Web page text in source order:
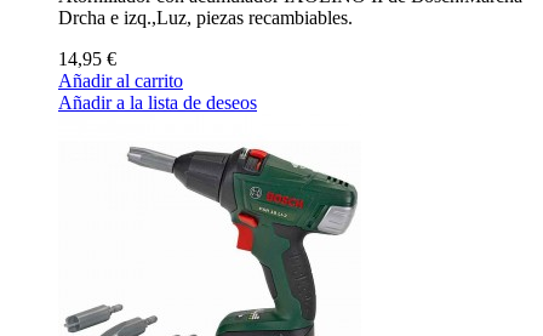
Drcha e izq.,Luz, piezas recambiables.
14,95 €
Añadir al carrito
Añadir a la lista de deseos